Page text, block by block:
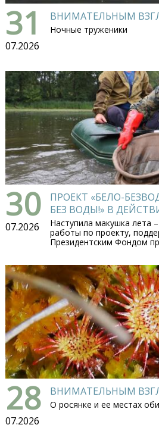
31
07.2026
ВНИМАТЕЛЬНЫМ
Ночные труженики
30
07.2026
ПРОЕКТ «БЕЛО-
БЕЗ ВОДЫ!» В
Наступила макушка лета
работы по проекту,
Президентским Фондом
28
07.2026
ВНИМАТЕЛЬНЫМ
О росянке и ее местах